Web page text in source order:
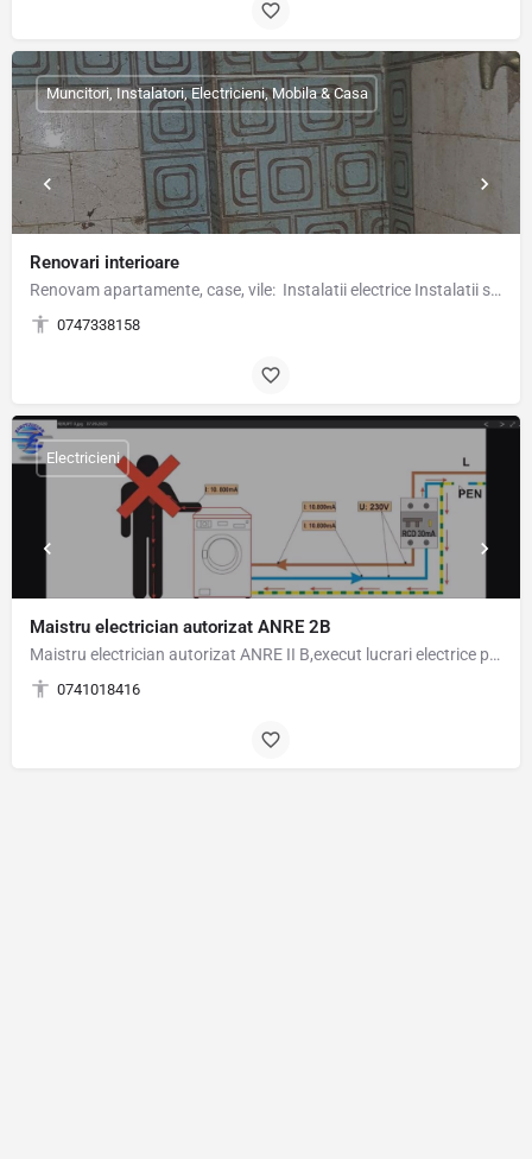
Renovari interioare
Renovam apartamente, case, vile: Instalatii electrice Instalatii sanitare Montaj parchet,…
0747338158
Muncitori, Instalatori, Electricieni, Mobila & Casa
Maistru electrician autorizat ANRE 2B
Maistru electrician autorizat ANRE II B,execut lucrari electrice profesionale la preturi…
0741018416
Electricieni